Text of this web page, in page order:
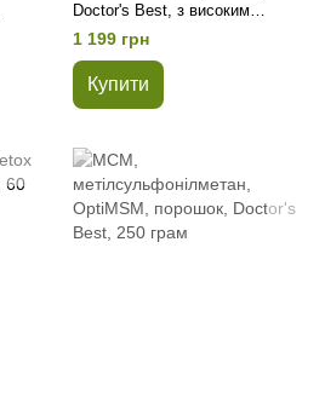
Doctor's Best, з високим
ступенем засвоєння, 200 мг,
240 таблеток
1 199 грн
Купити